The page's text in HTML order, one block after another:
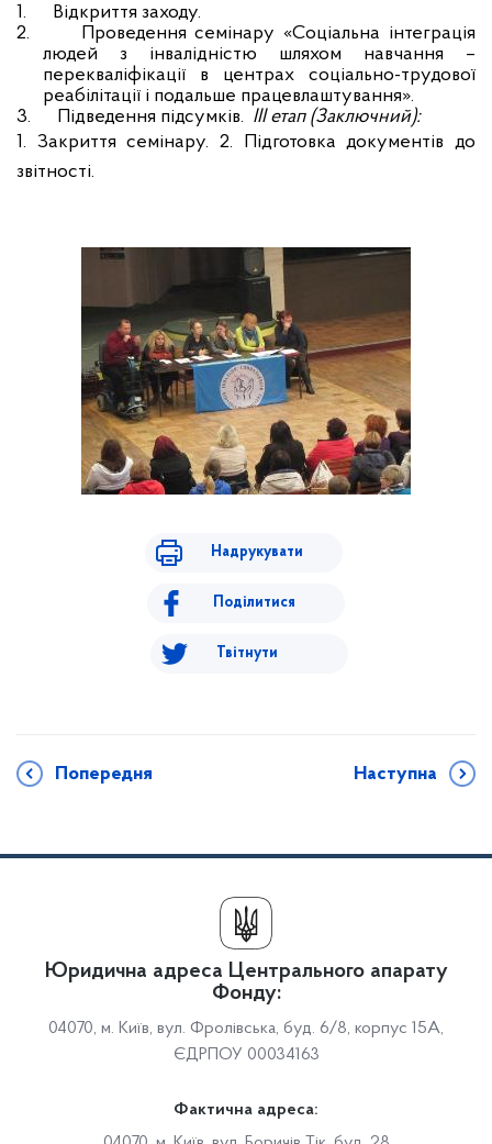
1.
Відкриття заходу.
2.
Проведення семінару «Соціальна інтеграція
людей з інвалідністю шляхом навчання –
перекваліфікації в центрах соціально-трудової
реабілітації і подальше працевлаштування».
3.
Підведення підсумків. ІІІ етап (Заключний):
1. Закриття семінару. 2. Підготовка документів до
звітності.
Надрукувати
Поділитися
Твітнути
Попередня Наступна
Юридична адреса Центрального апарату
Фонду:
04070, м. Київ, вул. Фролівська, буд. 6/8, корпус 15А,
ЄДРПОУ 00034163
Фактична адреса: